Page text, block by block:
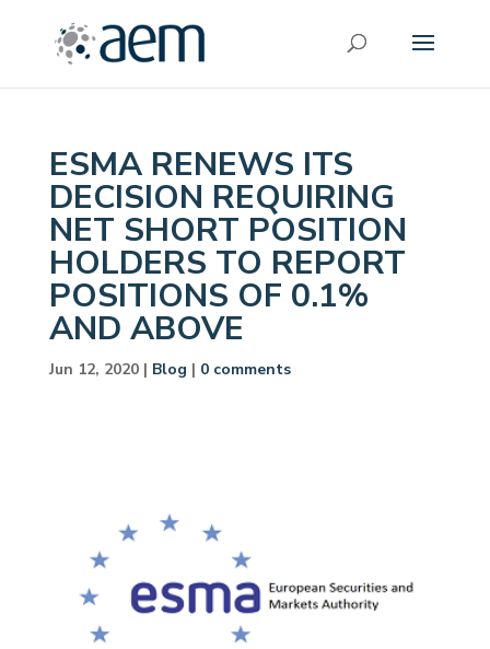
ESMA RENEWS ITS
DECISION REQUIRING
NET SHORT POSITION
HOLDERS TO REPORT
POSITIONS OF 0.1%
AND ABOVE
Jun 12, 2020| Blog | 0 comments